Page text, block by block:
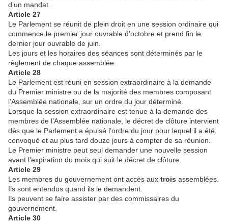
d’un mandat.
Article 27
Le Parlement se réunit de plein droit en une session ordinaire qui
commence le premier jour ouvrable d’octobre et prend fin le
dernier jour ouvrable de juin.
Les jours et les horaires des séances sont déterminés par le
règlement de chaque assemblée.
Article 28
Le Parlement est réuni en session extraordinaire à la demande
du Premier ministre ou de la majorité des membres composant
l’Assemblée nationale, sur un ordre du jour déterminé.
Lorsque la session extraordinaire est tenue à la demande des
membres de l’Assemblée nationale, le décret de clôture intervient
dès que le Parlement a épuisé l’ordre du jour pour lequel il a été
convoqué et au plus tard douze jours à compter de sa réunion.
Le Premier ministre peut seul demander une nouvelle session
avant l’expiration du mois qui suit le décret de clôture.
Article 29
Les membres du gouvernement ont accès aux trois assemblées.
Ils sont entendus quand ils le demandent.
Ils peuvent se faire assister par des commissaires du
gouvernement.
Article 30